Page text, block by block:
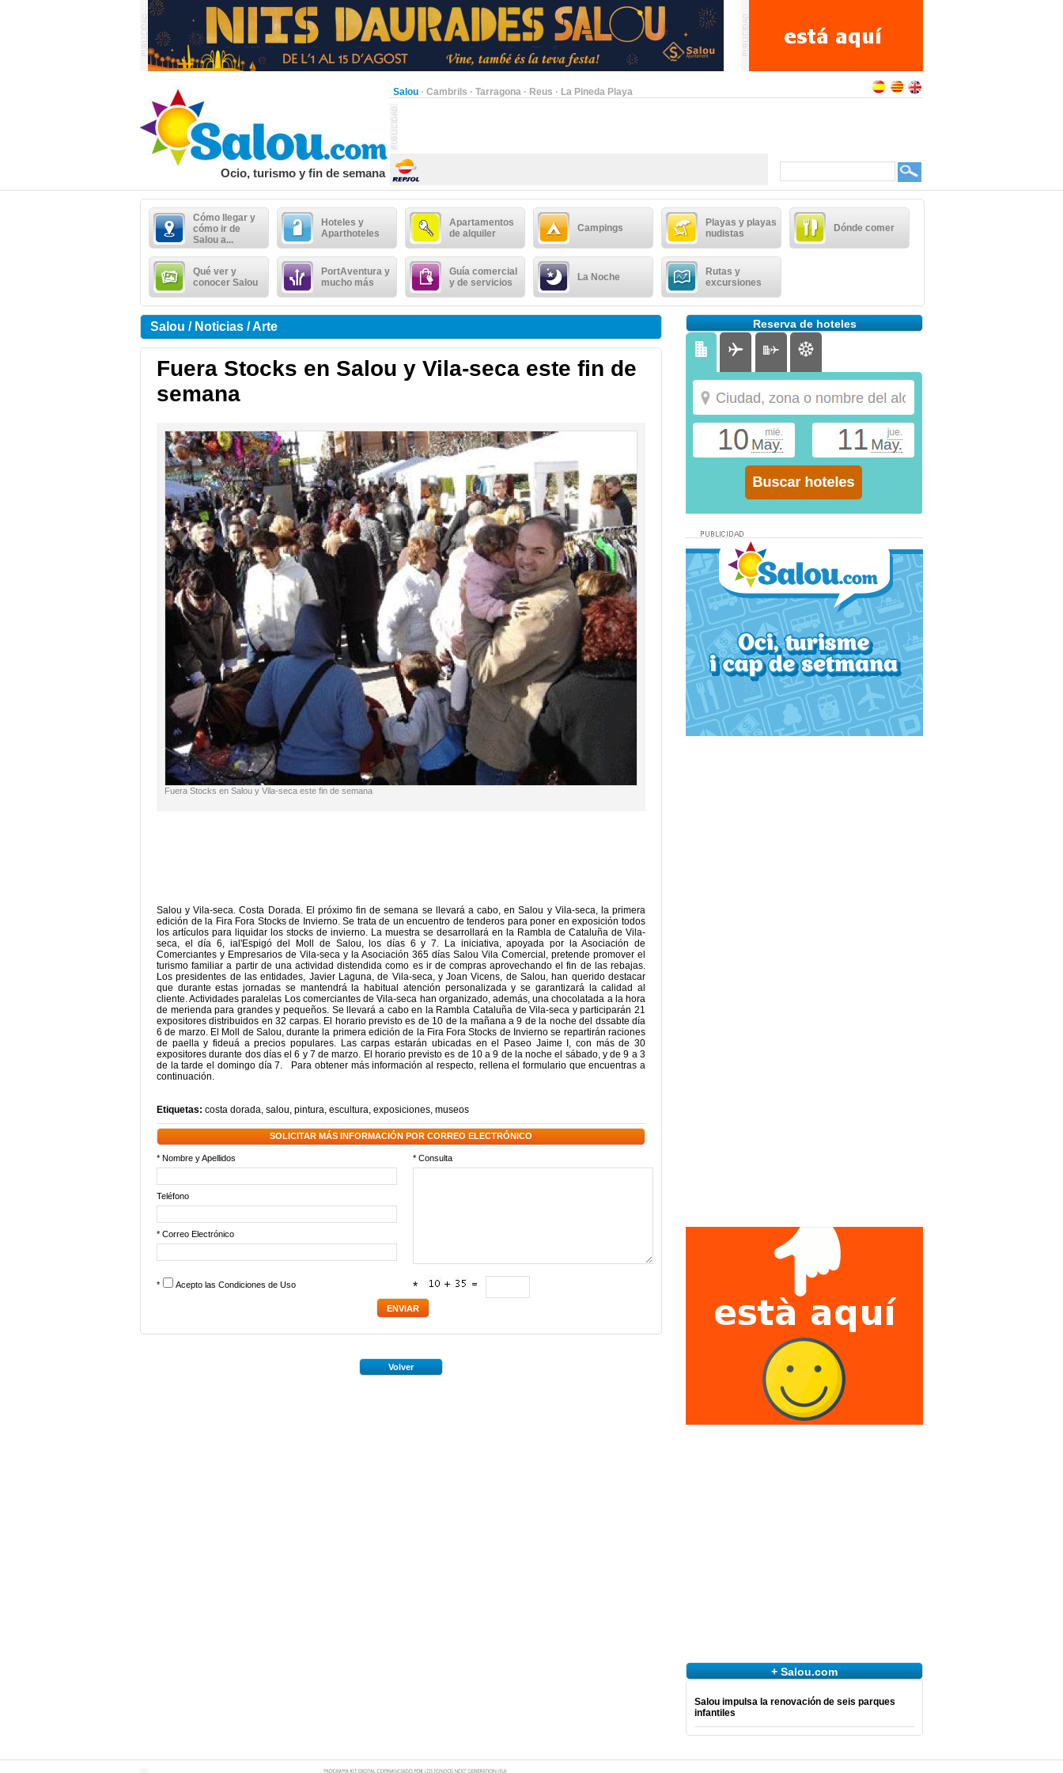
Salou · Cambrils · Tarragona · Reus · La Pineda Playa
Ocio, turismo y fin de semana
Cómo llegar y
cómo ir de
Salou a...
Hoteles y
Aparthoteles
Apartamentos
de alquiler
Campings
Playas y playas
nudistas
Dónde comer
Qué ver y
conocer Salou
PortAventura y
mucho más
Guía comercial
y de servicios
La Noche
Rutas y
excursiones
Salou / Noticias / Arte
Fuera Stocks en Salou y Vila-seca este fin de
semana
Fuera Stocks en Salou y Vila-seca este fin de semana
Salou y Vila-seca. Costa Dorada. El próximo fin de semana se llevará a cabo, en Salou y Vila-seca, la primera
edición de la Fira Fora Stocks de Invierno. Se trata de un encuentro de tenderos para poner en exposición todos
los artículos para liquidar los stocks de invierno. La muestra se desarrollará en la Rambla de Cataluña de Vila-
seca, el día 6, ial'Espigó del Moll de Salou, los días 6 y 7. La iniciativa, apoyada por la Asociación de
Comerciantes y Empresarios de Vila-seca y la Asociación 365 días Salou Vila Comercial, pretende promover el
turismo familiar a partir de una actividad distendida como es ir de compras aprovechando el fin de las rebajas.
Los presidentes de las entidades, Javier Laguna, de Vila-seca, y Joan Vicens, de Salou, han querido destacar
que durante estas jornadas se mantendrá la habitual atención personalizada y se garantizará la calidad al
cliente. Actividades paralelas Los comerciantes de Vila-seca han organizado, además, una chocolatada a la hora
de merienda para grandes y pequeños. Se llevará a cabo en la Rambla Cataluña de Vila-seca y participarán 21
expositores distribuidos en 32 carpas. El horario previsto es de 10 de la mañana a 9 de la noche del dssabte día
6 de marzo. El Moll de Salou, durante la primera edición de la Fira Fora Stocks de Invierno se repartirán raciones
de paella y fideuá a precios populares. Las carpas estarán ubicadas en el Paseo Jaime I, con más de 30
expositores durante dos días el 6 y 7 de marzo. El horario previsto es de 10 a 9 de la noche el sábado, y de 9 a 3
de la tarde el domingo día 7. Para obtener más información al respecto, rellena el formulario que encuentras a
continuación.
Etiquetas: costa dorada, salou, pintura, escultura, exposiciones, museos
SOLICITAR MÁS INFORMACIÓN POR CORREO ELECTRÓNICO
* Nombre y Apellidos * Consulta
Teléfono
* Correo Electrónico
* Acepto las Condiciones de Uso *
Volver
Reserva de hoteles
+ Salou.com
Salou impulsa la renovación de seis parques
infantiles